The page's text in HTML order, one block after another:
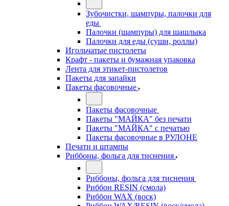
Зубочистки, шампуры, палочки для
еды
Палочки (шампуры) для шашлыка
Палочки для еды (суши, роллы)
Игольчатые пистолеты
Крафт - пакеты и бумажная упаковка
Лента для этикет-пистолетов
Пакеты для запайки
Пакеты фасовочные
Пакеты фасовочные
Пакеты "МАЙКА" без печати
Пакеты "МАЙКА" с печатью
Пакеты фасовочные в РУЛОНЕ
Печати и штампы
Риббоны, фольга для тиснения
Риббоны, фольга для тиснения
Риббон RESIN (смола)
Риббон WAX (воск)